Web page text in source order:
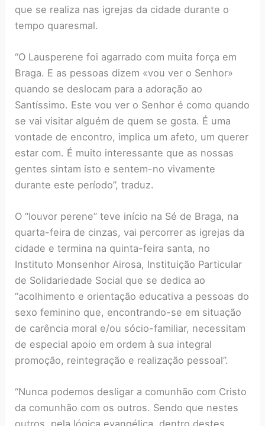
que se realiza nas igrejas da cidade durante o
tempo quaresmal.
“O Lausperene foi agarrado com muita força em
Braga. E as pessoas dizem «vou ver o Senhor»
quando se deslocam para a adoração ao
Santíssimo. Este vou ver o Senhor é como quando
se vai visitar alguém de quem se gosta. É uma
vontade de encontro, implica um afeto, um querer
estar com. É muito interessante que as nossas
gentes sintam isto e sentem-no vivamente
durante este período”, traduz.
O “louvor perene” teve início na Sé de Braga, na
quarta-feira de cinzas, vai percorrer as igrejas da
cidade e termina na quinta-feira santa, no
Instituto Monsenhor Airosa, Instituição Particular
de Solidariedade Social que se dedica ao
“acolhimento e orientação educativa a pessoas do
sexo feminino que, encontrando-se em situação
de carência moral e/ou sócio-familiar, necessitam
de especial apoio em ordem à sua integral
promoção, reintegração e realização pessoal”.
“Nunca podemos desligar a comunhão com Cristo
da comunhão com os outros. Sendo que nestes